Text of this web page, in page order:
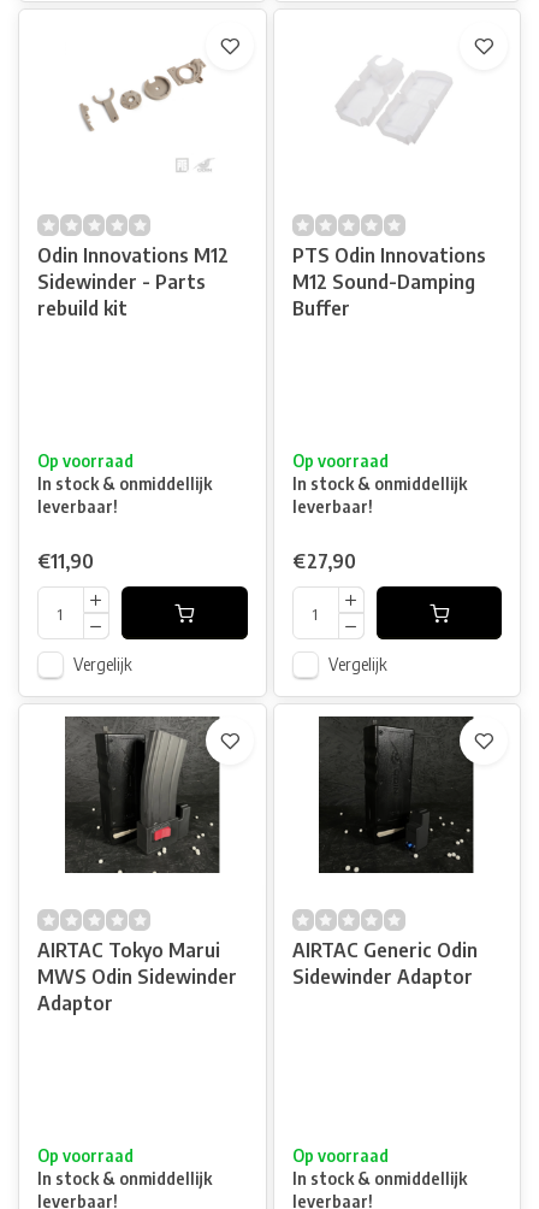
Odin Innovations M12
Sidewinder - Parts
rebuild kit
Op voorraad
In stock & onmiddellijk
leverbaar!
€11,90
Vergelijk
PTS Odin Innovations
M12 Sound-Damping
Buffer
Op voorraad
In stock & onmiddellijk
leverbaar!
€27,90
Vergelijk
AIRTAC Tokyo Marui
MWS Odin Sidewinder
Adaptor
Op voorraad
In stock & onmiddellijk
leverbaar!
AIRTAC Generic Odin
Sidewinder Adaptor
Op voorraad
In stock & onmiddellijk
leverbaar!